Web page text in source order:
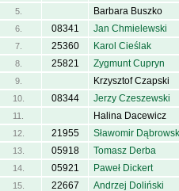
5. Barbara Buszko
6. 08341 Jan Chmielewski
7. 25360 Karol Cieślak
8. 25821 Zygmunt Cupryn
9. Krzysztof Czapski
10. 08344 Jerzy Czeszewski
11. Halina Dacewicz
12. 21955 Sławomir
13. 05918 Tomasz Derba
14. 05921 Paweł Dickert
15. 22667 Andrzej Doliński